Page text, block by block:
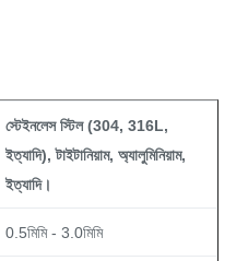
স্টেইনলেস স্টিল (304, 316L,
ইত্যাদি), টাইটানিয়াম, অ্যালুমিনিয়াম,
ইত্যাদি।
0.5মিমি - 3.0মিমি